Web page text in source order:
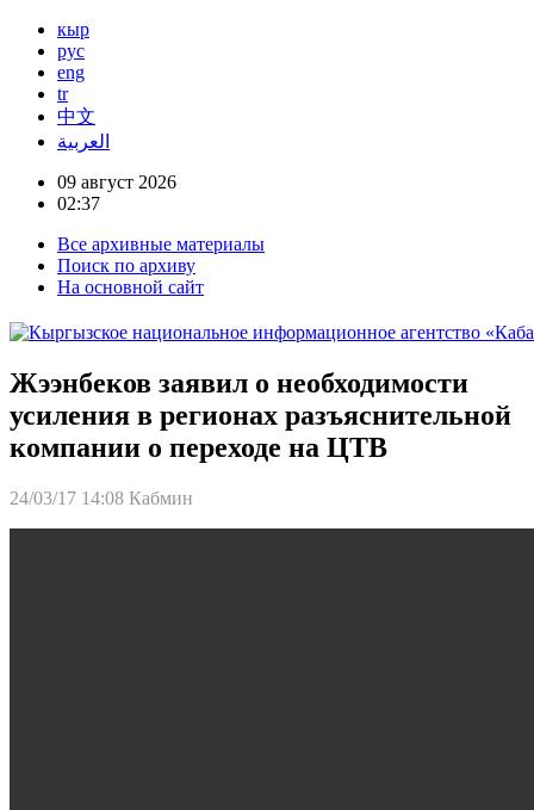
кыр
рус
eng
tr
中文
العربية
09 август 2026
02:37
Все архивные материалы
Поиск по архиву
На основной сайт
Жээнбеков заявил о необходимости
усиления в регионах разъяснительной
компании о переходе на ЦТВ
24/03/17 14:08 Кабмин